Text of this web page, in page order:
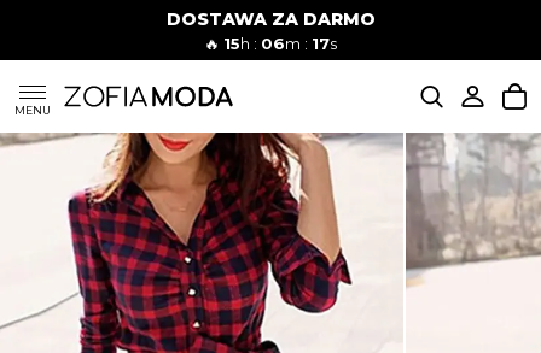
DOSTAWA ZA DARMO
🔥 15h : 06m : 16s
MENU
SUKIENKI